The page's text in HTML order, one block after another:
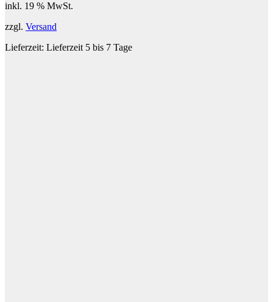
inkl. 19 % MwSt.
zzgl. Versand
Lieferzeit: Lieferzeit 5 bis 7 Tage